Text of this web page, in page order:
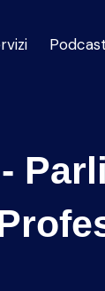
Podcast